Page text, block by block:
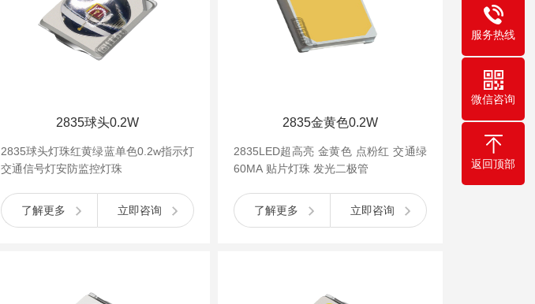
2835球头0.2W
2835球头灯珠红黄绿蓝单色0.2w指示灯
交通信号灯安防监控灯珠
了解更多 立即咨询
2835金黄色0.2W
2835LED超高亮 金黄色 点粉红 交通绿
60MA 贴片灯珠 发光二极管
了解更多 立即咨询
服务热线
微信咨询
返回顶部